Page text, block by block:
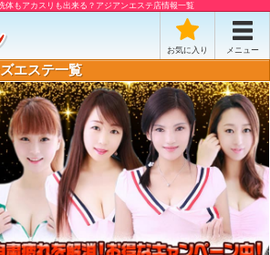
体もアカスリも出来る？アジアンエステ店情報一覧
お気に入り メニュー
エステ一覧